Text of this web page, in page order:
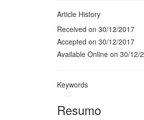
Article History
Received on 30/12/2017
Accepted on 30/12/2017
Available Online on 30/12/
Keywords
Resumo